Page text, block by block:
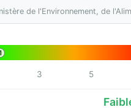
de l'Environnement, de
3 5